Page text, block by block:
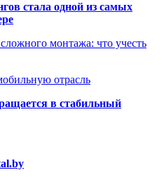
стала одной из самых
монтажа: что учесть
отрасль
в стабильный